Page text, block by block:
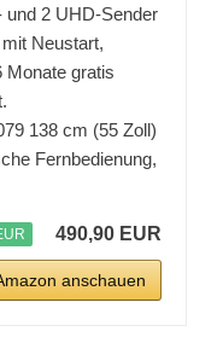
und 2 UHD-Sender
Neustart,
Monate gratis
138 cm (55 Zoll)
Fernbedienung,
490,90 EUR
anschauen